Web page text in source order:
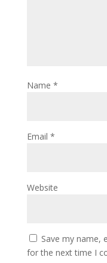
Name *
Email *
Website
Save my name,
for the next time I